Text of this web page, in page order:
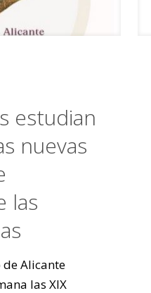
estudian
nuevas
las
Alicante
las XIX